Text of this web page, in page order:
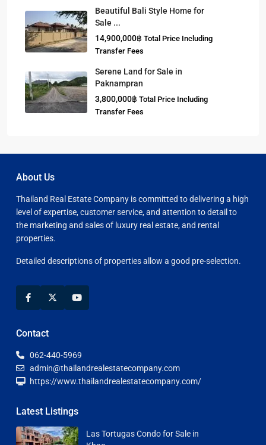
Beautiful Bali Style Home for
Sale ...
14,900,000฿ Total Price Including
Transfer Fees
Serene Land for Sale in
Paknampran
3,800,000฿ Total Price Including
Transfer Fees
About Us
Thailand Real Estate Company is committed to delivering a high
level of expertise, customer service, and attention to detail to
the marketing and sales of luxury real estate, and rental
properties.
Detailed descriptions of properties allow a good pre-selection.
Contact
062-440-5969
admin@thailandrealestatecompany.com
https://www.thailandrealestatecompany.com/
Latest Listings
Las Tortugas Condo for Sale in